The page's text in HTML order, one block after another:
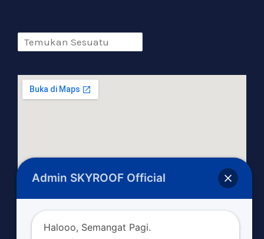
Admin SKYROOF Official
Halooo, Semangat Pagi.